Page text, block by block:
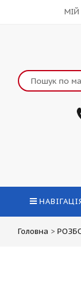
МІЙ
Головна >